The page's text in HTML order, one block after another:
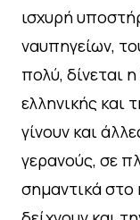
ισχυρή
ναυπηγείων,
πολύ, δίνεται
ελληνικής και
γίνουν και
γερανούς, σε
σημαντικά στο